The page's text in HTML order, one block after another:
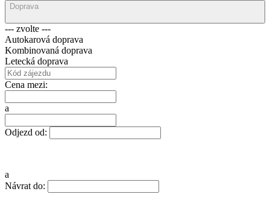
Doprava
--- zvolte ---
Autokarová doprava
Kombinovaná doprava
Letecká doprava
Cena mezi:
a
Odjezd od:
a
Návrat do: